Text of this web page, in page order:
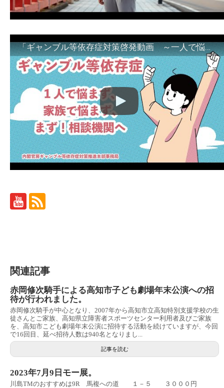
「ギャンブル等依存症対策啓発動画 ～一人で悩まず、家族で悩まず、まず！相談機関へ～」
関連記事
赤岡修次騎手による高知市子ども劇場年末公演への招
待が行われました。
赤岡修次騎手が中心となり、2007年から高知市立高知特別支援学校の生
徒さんとご家族、高知県立障害者スポーツセンター利用者及びご家族
を、高知市こども劇場年末公演に招待する活動を続けていますが、今回
で16回目、延べ招待人数は940名となりまし...
記事を読む
2023年7月9日モー展。
川島TMのおすすめは9R 馬複への道 １－５ ３０００円